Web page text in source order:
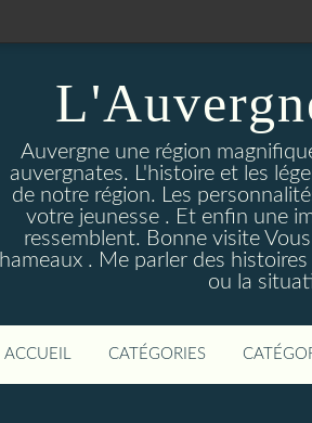
Auvergne une région
auvergnates. L'histoire et les
de notre région. Les
votre jeunesse . Et enfin une
ressemblent. Bonne visite
hameaux . Me parler des
ou la
ACCUEIL CATÉGORIES